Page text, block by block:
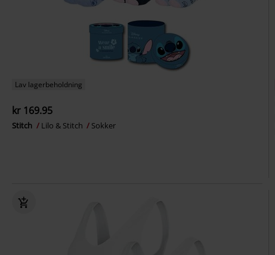
Lav lagerbeholdning
kr 169.95
Stitch Lilo & Stitch Sokker